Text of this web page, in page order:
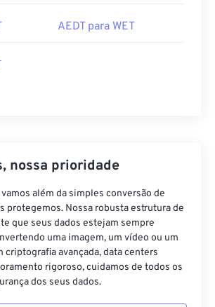
AEDT para WET
nossa prioridade
além da simples conversão de
protegemos. Nossa robusta estrutura de
que seus dados estejam sempre
uma imagem, um vídeo ou um
criptografia avançada, data centers
rigoroso, cuidamos de todos os
dos seus dados.